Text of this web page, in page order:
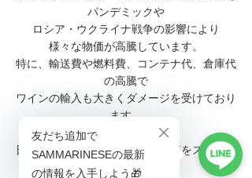
パンデミックや
ロシア・ウクライナ戦争の影響により
様々な物価が高騰しています。
特に、輸送費や燃料費、コンテナ代、倉庫代
の高騰で
ワインの輸入も大きくダメージを受けており
ます。
日本でのサンマリノワインの販売をスタート
して以来